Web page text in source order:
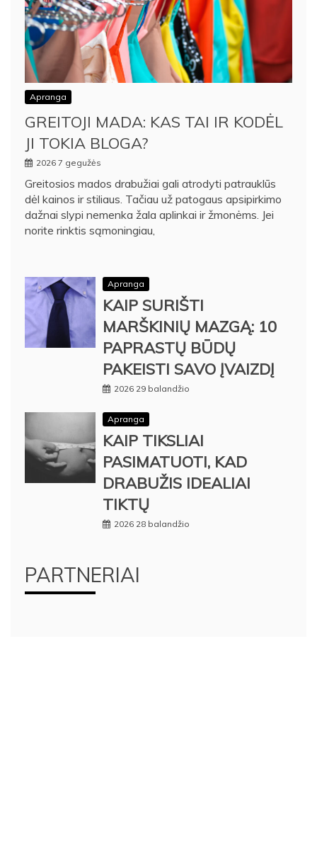
Apranga
GREITOJI MADA: KAS TAI IR KODĖL
JI TOKIA BLOGA?
2026 7 gegužės
Greitosios mados drabužiai gali atrodyti patrauklūs
dėl kainos ir stiliaus. Tačiau už patogaus apsipirkimo
dažnai slypi nemenka žala aplinkai ir žmonėms. Jei
norite rinktis sąmoningiau,
Apranga
KAIP SURIŠTI
MARŠKINIŲ MAZGĄ: 10
PAPRASTŲ BŪDŲ
PAKEISTI SAVO ĮVAIZDĮ
2026 29 balandžio
Apranga
KAIP TIKSLIAI
PASIMATUOTI, KAD
DRABUŽIS IDEALIAI
TIKTŲ
2026 28 balandžio
PARTNERIAI